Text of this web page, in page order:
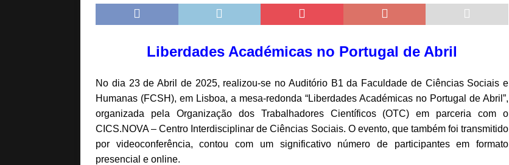
[ Abril 15, 2026 ]
Géopolitique du chaos
CIÊNCIA E SOCIEDADE
Liberdades Académicas no Portugal de Abril
No dia 23 de Abril de 2025, realizou-se no Auditório B1 da Faculdade de Ciências Sociais e
Humanas (FCSH), em Lisboa, a mesa-redonda “Liberdades Académicas no Portugal de Abril”,
organizada pela Organização dos Trabalhadores Científicos (OTC) em parceria com o
CICS.NOVA – Centro Interdisciplinar de Ciências Sociais. O evento, que também foi transmitido
por videoconferência, contou com um significativo número de participantes em formato
presencial e online.